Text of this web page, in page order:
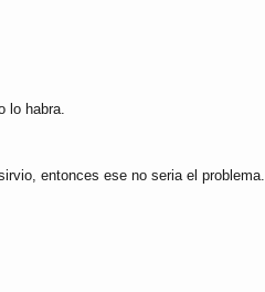
lo habra.
entonces ese no seria el problema.